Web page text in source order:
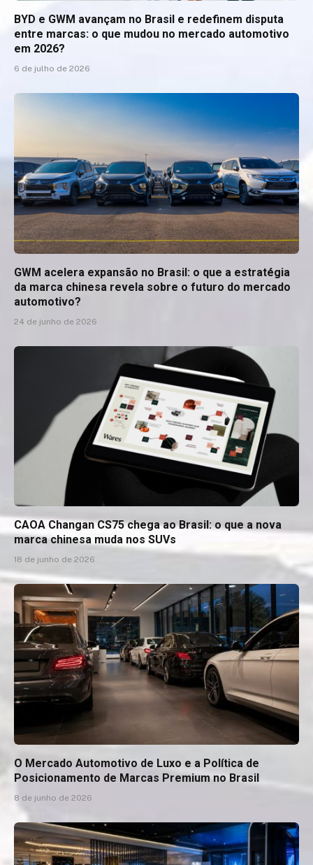
BYD e GWM avançam no Brasil e redefinem disputa
entre marcas: o que mudou no mercado automotivo
em 2026?
6 de julho de 2026
GWM acelera expansão no Brasil: o que a estratégia
da marca chinesa revela sobre o futuro do mercado
automotivo?
24 de junho de 2026
CAOA Changan CS75 chega ao Brasil: o que a nova
marca chinesa muda nos SUVs
18 de junho de 2026
O Mercado Automotivo de Luxo e a Política de
Posicionamento de Marcas Premium no Brasil
8 de junho de 2026